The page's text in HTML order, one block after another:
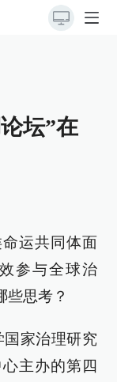
坛”在
命运共同体面
参与全球治
些思考？
家治理研究
主办的第四